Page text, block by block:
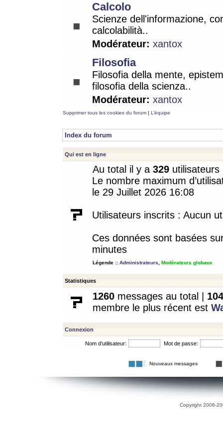
Calcolo
Scienze dell'informazione,
calcolabilità..
Modérateur: xantox
Filosofia
Filosofia della mente,
filosofia della scienza..
Modérateur: xantox
Supprimer tous les cookies du forum | L’équipe
Index du forum
Qui est en ligne
Au total il y a 329
Le nombre maximum
le 29 Juillet 2026 16:08
Utilisateurs inscrits : Aucun
Ces données sont basées
minutes
Légende :: Administrateurs Modérateurs globaux
Statistiques
1260 messages au total | 104
membre le plus récent est
Connexion
Nom d’utilisateur: Mot de passe:
Nouveaux messages
Copyright 2006-